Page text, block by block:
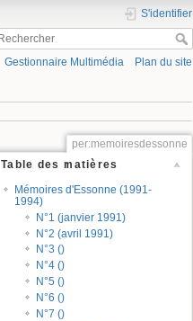
S'identifier
Gestionnaire Multimédia Plan du site
per:memoiresdessonne
Table des matières
Mémoires d'Essonne (1991-
1994)
N°1 (janvier 1991)
N°2 (avril 1991)
N°3 ()
N°4 ()
N°5 ()
N°6 ()
N°7 ()